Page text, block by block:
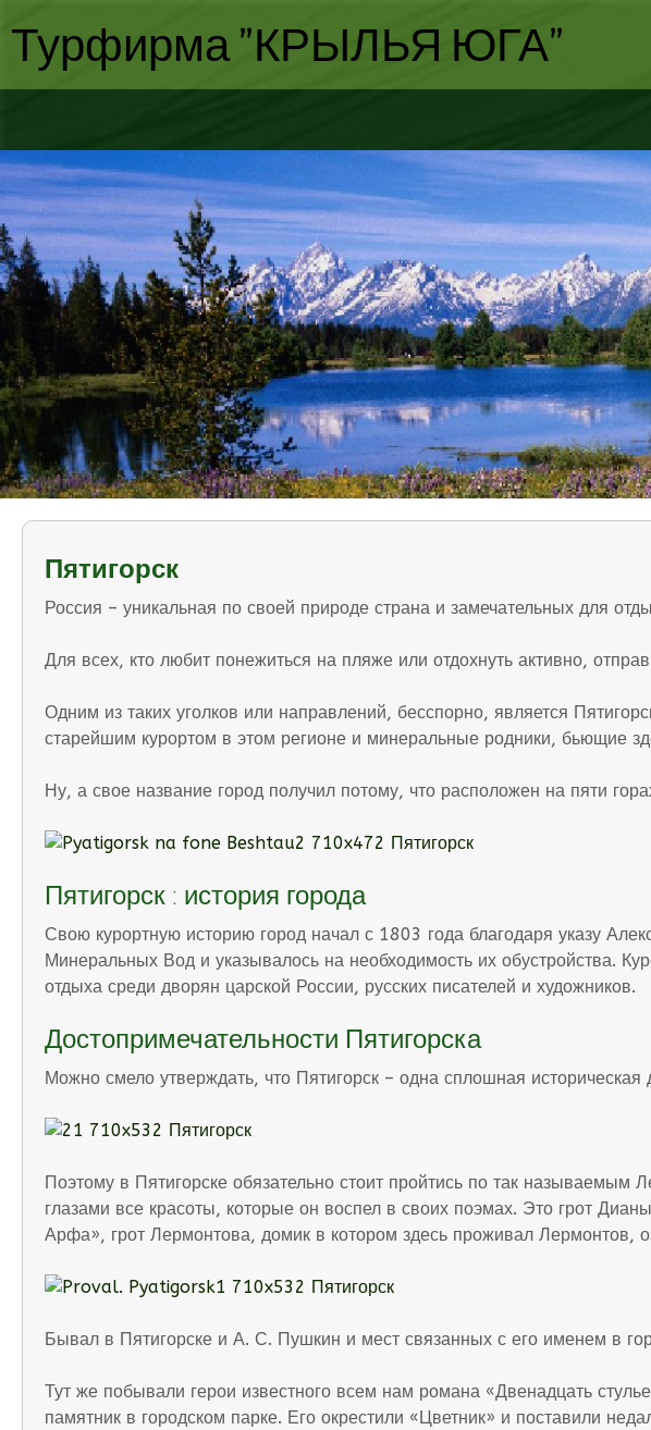
Турфирма "КРЫЛЬЯ ЮГА"
Пятигорск
Россия – уникальная по своей природе страна и замечательных для
Для всех, кто любит понежиться на пляже или отдохнуть активно,
Одним из таких уголков или направлений, бесспорно, является
старейшим курортом в этом регионе и минеральные родники, бьющие
Ну, а свое название город получил потому, что расположен на пяти
Пятигорск : история города
Свою курортную историю город начал с 1803 года благодаря указу
Минеральных Вод и указывалось на необходимость их обустройства.
отдыха среди дворян царской России, русских писателей и художников.
Достопримечательности Пятигорска
Можно смело утверждать, что Пятигорск – одна сплошная
Поэтому в Пятигорске обязательно стоит пройтись по так
глазами все красоты, которые он воспел в своих поэмах. Это грот
Арфа», грот Лермонтова, домик в котором здесь проживал Лермонтов,
Бывал в Пятигорске и А. С. Пушкин и мест связанных с его именем в
Тут же побывали герои известного всем нам романа «Двенадцать
памятник в городском парке. Его окрестили «Цветник» и поставили